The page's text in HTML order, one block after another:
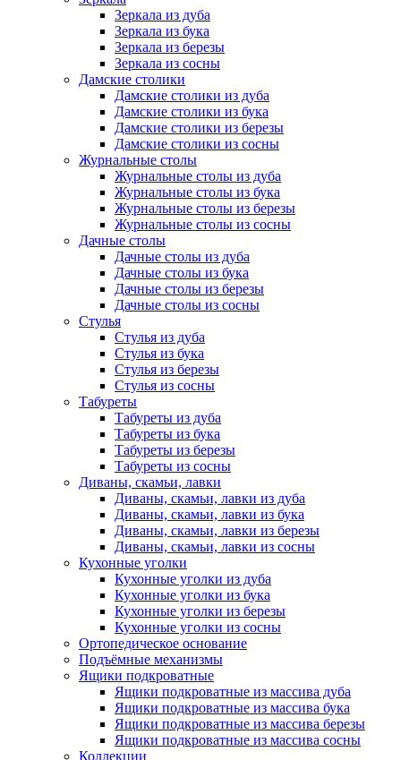
Зеркала из дуба
Зеркала из бука
Зеркала из березы
Зеркала из сосны
Дамские столики
Дамские столики из дуба
Дамские столики из бука
Дамские столики из березы
Дамские столики из сосны
Журнальные столы
Журнальные столы из дуба
Журнальные столы из бука
Журнальные столы из березы
Журнальные столы из сосны
Дачные столы
Дачные столы из дуба
Дачные столы из бука
Дачные столы из березы
Дачные столы из сосны
Стулья
Стулья из дуба
Стулья из бука
Стулья из березы
Стулья из сосны
Табуреты
Табуреты из дуба
Табуреты из бука
Табуреты из березы
Табуреты из сосны
Диваны, скамьи, лавки
Диваны, скамьи, лавки из дуба
Диваны, скамьи, лавки из бука
Диваны, скамьи, лавки из березы
Диваны, скамьи, лавки из сосны
Кухонные уголки
Кухонные уголки из дуба
Кухонные уголки из бука
Кухонные уголки из березы
Кухонные уголки из сосны
Ортопедическое основание
Подъёмные механизмы
Ящики подкроватные
Ящики подкроватные из массива дуба
Ящики подкроватные из массива бука
Ящики подкроватные из массива березы
Ящики подкроватные из массива сосны
Коллекции